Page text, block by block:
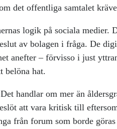
det offentliga samtalet
logik på sociala medier.
av bolagen i fråga. De
anefter – förvisso i just
belöna hat.
handlar om mer än
att vara kritisk till
från forum som borde